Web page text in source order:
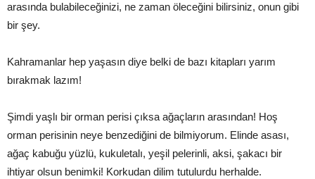
arasında bulabileceğinizi, ne zaman öleceğini bilirsiniz, onun gibi
bir şey.
Kahramanlar hep yaşasın diye belki de bazı kitapları yarım
bırakmak lazım!
Şimdi yaşlı bir orman perisi çıksa ağaçların arasından! Hoş
orman perisinin neye benzediğini de bilmiyorum. Elinde asası,
ağaç kabuğu yüzlü, kukuletalı, yeşil pelerinli, aksi, şakacı bir
ihtiyar olsun benimki! Korkudan dilim tutulurdu herhalde.